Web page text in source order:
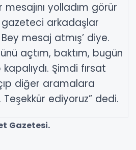
yolladım görür
arkadaşlar
mesaj atmış’ diye.
açtım, baktım, bugün
Şimdi fırsat
diğer aramalara
Teşekkür ediyoruz” dedi.
Gazetesi.